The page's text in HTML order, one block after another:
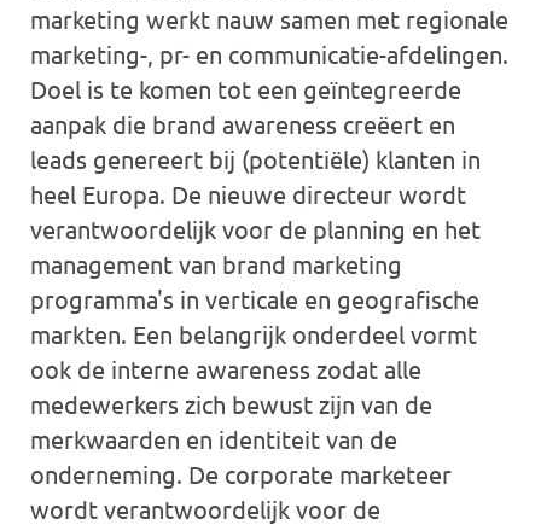
marketing werkt nauw samen met regionale
marketing-, pr- en communicatie-afdelingen.
Doel is te komen tot een geïntegreerde
aanpak die brand awareness creëert en
leads genereert bij (potentiële) klanten in
heel Europa. De nieuwe directeur wordt
verantwoordelijk voor de planning en het
management van brand marketing
programma's in verticale en geografische
markten. Een belangrijk onderdeel vormt
ook de interne awareness zodat alle
medewerkers zich bewust zijn van de
merkwaarden en identiteit van de
onderneming. De corporate marketeer
wordt verantwoordelijk voor de